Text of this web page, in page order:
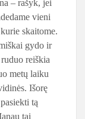
– rašyk, jei
vieni
skaitome.
gydo ir
reiškia
metų laiku
Išorę
tą
tai